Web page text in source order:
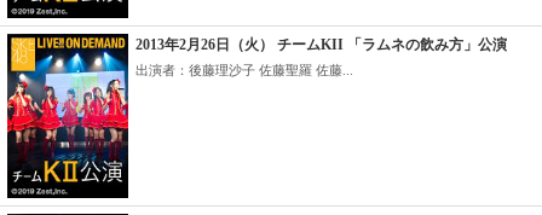
2013年2月26日（火） チームKII 「ラムネの飲み方」公演
出演者：後藤理沙子 佐藤聖羅 佐藤...